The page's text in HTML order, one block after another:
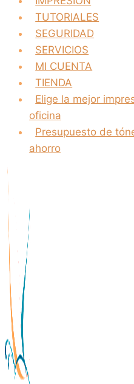
TUTORIALES
SEGURIDAD
SERVICIOS
MI CUENTA
TIENDA
Elige la mejor
oficina
Presupuesto de
ahorro